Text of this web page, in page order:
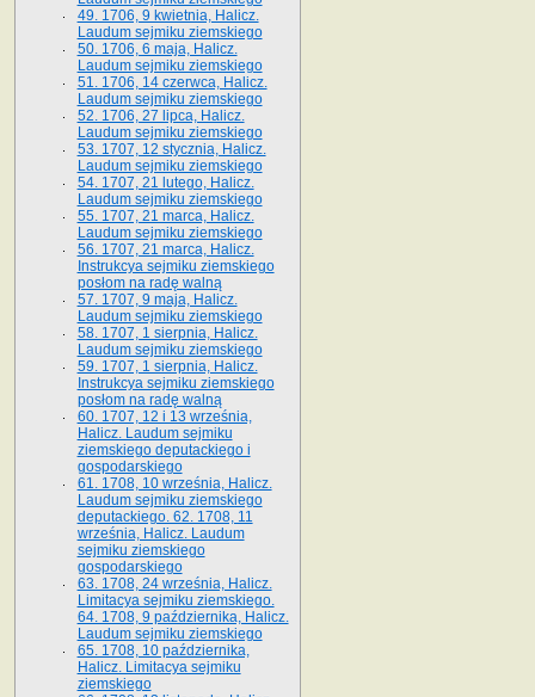
49. 1706, 9 kwietnia, Halicz.
Laudum sejmiku ziemskiego
50. 1706, 6 maja, Halicz.
Laudum sejmiku ziemskiego
51. 1706, 14 czerwca, Halicz.
Laudum sejmiku ziemskiego
52. 1706, 27 lipca, Halicz.
Laudum sejmiku ziemskiego
53. 1707, 12 stycznia, Halicz.
Laudum sejmiku ziemskiego
54. 1707, 21 lutego, Halicz.
Laudum sejmiku ziemskiego
55. 1707, 21 marca, Halicz.
Laudum sejmiku ziemskiego
56. 1707, 21 marca, Halicz.
Instrukcya sejmiku ziemskiego
posłom na radę walną
57. 1707, 9 maja, Halicz.
Laudum sejmiku ziemskiego
58. 1707, 1 sierpnia, Halicz.
Laudum sejmiku ziemskiego
59. 1707, 1 sierpnia, Halicz.
Instrukcya sejmiku ziemskiego
posłom na radę walną
60. 1707, 12 i 13 września,
Halicz. Laudum sejmiku
ziemskiego deputackiego i
gospodarskiego
61. 1708, 10 września, Halicz.
Laudum sejmiku ziemskiego
deputackiego. 62. 1708, 11
września, Halicz. Laudum
sejmiku ziemskiego
gospodarskiego
63. 1708, 24 września, Halicz.
Limitacya sejmiku ziemskiego.
64. 1708, 9 października, Halicz.
Laudum sejmiku ziemskiego
65­. 1708, 10 października,
Halicz. Limitacya sejmiku
ziemskiego